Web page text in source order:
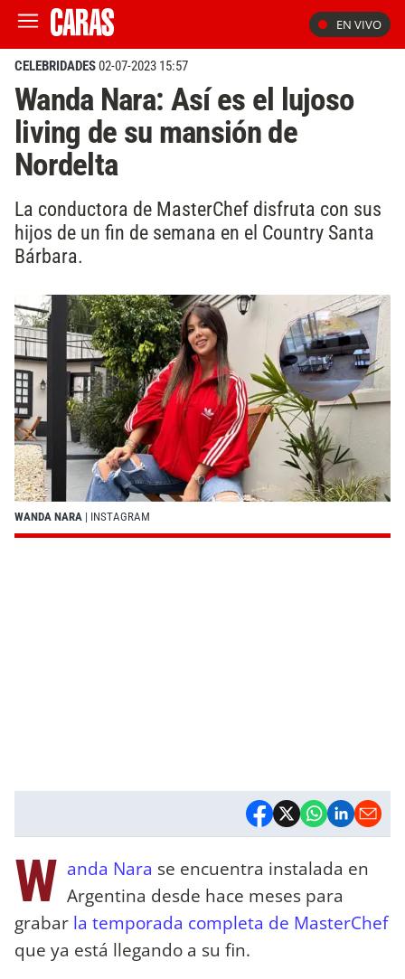
EN VIVO
CELEBRIDADES02-07-2023 15:57
Wanda Nara: Así es el lujoso
living de su mansión de
Nordelta
La conductora de MasterChef disfruta con sus
hijos de un fin de semana en el Country Santa
Bárbara.
WANDA NARA | INSTAGRAM
W anda Nara se encuentra instalada en
Argentina desde hace meses para
grabar la temporada completa de MasterChef
que ya está llegando a su fin.